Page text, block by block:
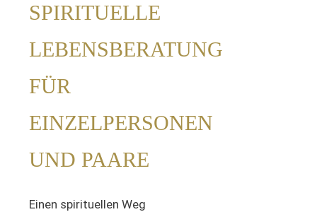
SPIRITUELLE
LEBENSBERATUNG
FÜR
EINZELPERSONEN
UND PAARE
Einen spirituellen Weg